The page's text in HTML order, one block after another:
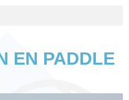
EN PADDLE